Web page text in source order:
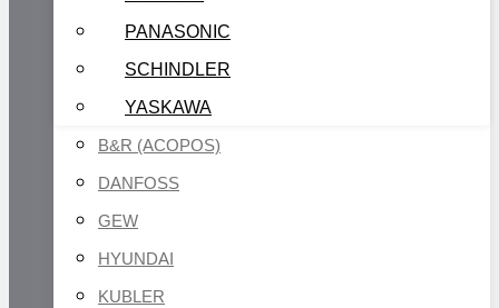
PANASONIC
SCHINDLER
YASKAWA
B&R (ACOPOS)
DANFOSS
GEW
HYUNDAI
KUBLER